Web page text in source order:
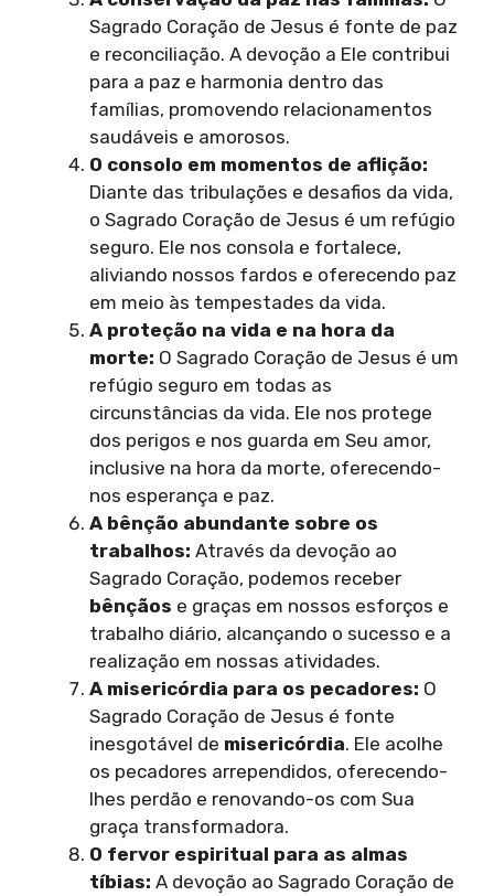
Sagrado Coração de Jesus é fonte de paz
e reconciliação. A devoção a Ele contribui
para a paz e harmonia dentro das
famílias, promovendo relacionamentos
saudáveis e amorosos.
O consolo em momentos de aflição:
Diante das tribulações e desafios da vida,
o Sagrado Coração de Jesus é um refúgio
seguro. Ele nos consola e fortalece,
aliviando nossos fardos e oferecendo paz
em meio às tempestades da vida.
A proteção na vida e na hora da
morte: O Sagrado Coração de Jesus é um
refúgio seguro em todas as
circunstâncias da vida. Ele nos protege
dos perigos e nos guarda em Seu amor,
inclusive na hora da morte, oferecendo-
nos esperança e paz.
A bênção abundante sobre os
trabalhos: Através da devoção ao
Sagrado Coração, podemos receber
bênçãos e graças em nossos esforços e
trabalho diário, alcançando o sucesso e a
realização em nossas atividades.
A misericórdia para os pecadores: O
Sagrado Coração de Jesus é fonte
inesgotável de misericórdia. Ele acolhe
os pecadores arrependidos, oferecendo-
lhes perdão e renovando-os com Sua
graça transformadora.
O fervor espiritual para as almas
tíbias: A devoção ao Sagrado Coração de